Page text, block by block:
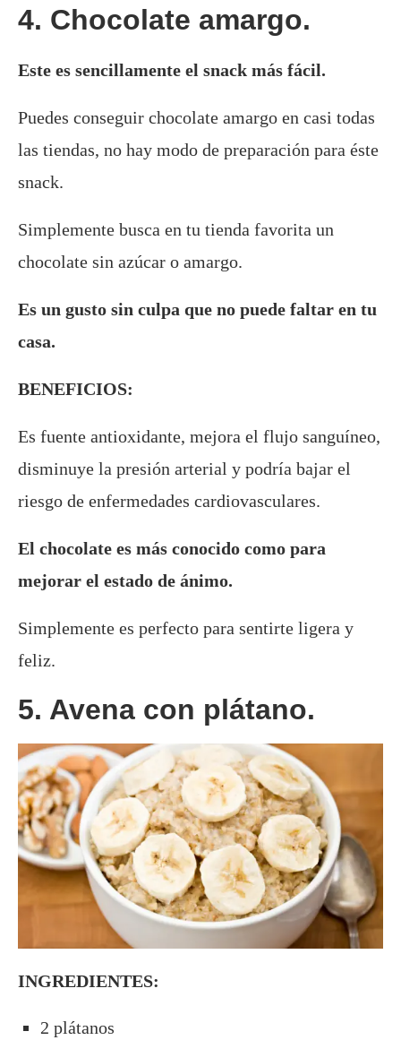
4. Chocolate amargo.
Este es sencillamente el snack más fácil.
Puedes conseguir chocolate amargo en casi todas
las tiendas, no hay modo de preparación para éste
snack.
Simplemente busca en tu tienda favorita un
chocolate sin azúcar o amargo.
Es un gusto sin culpa que no puede faltar en tu
casa.
BENEFICIOS:
Es fuente antioxidante, mejora el flujo sanguíneo,
disminuye la presión arterial y podría bajar el
riesgo de enfermedades cardiovasculares.
El chocolate es más conocido como para
mejorar el estado de ánimo.
Simplemente es perfecto para sentirte ligera y
feliz.
5. Avena con plátano.
INGREDIENTES:
2 plátanos